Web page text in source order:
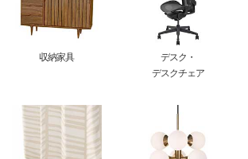
収納家具
デスク・
デスクチェア